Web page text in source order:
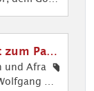
tes
die
nst,
zum Patr
und Afra
Ha